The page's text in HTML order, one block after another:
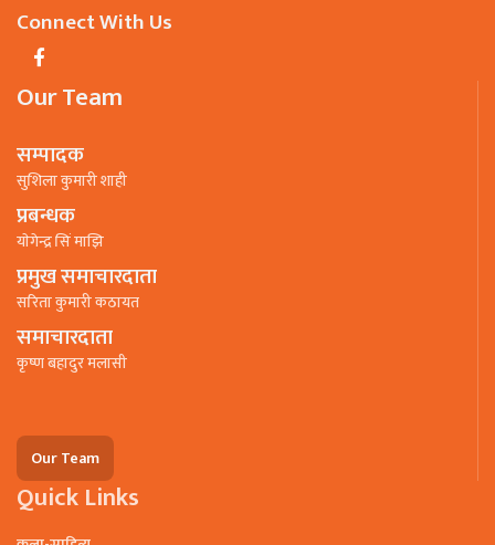
Connect With Us
Our Team
सम्पादक
सुशिला कुमारी शाही
प्रबन्धक
याेगेन्द्र सिं माझि
प्रमुख समाचारदाता
सरिता कुमारी कठायत
समाचारदाता
कृष्ण बहादुर मलासी
Our Team
Quick Links